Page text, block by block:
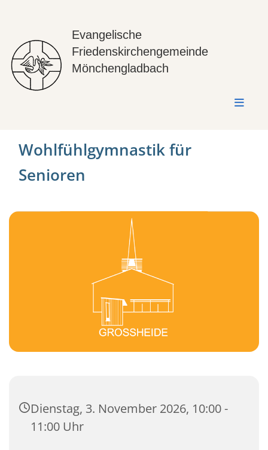
Evangelische
Friedenskirchengemeinde
Mönchengladbach
Wohlfühlgymnastik für
Senioren
Dienstag, 3. November 2026, 10:00 -
11:00 Uhr